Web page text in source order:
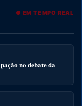
● EM TEMPO REAL
no debate da